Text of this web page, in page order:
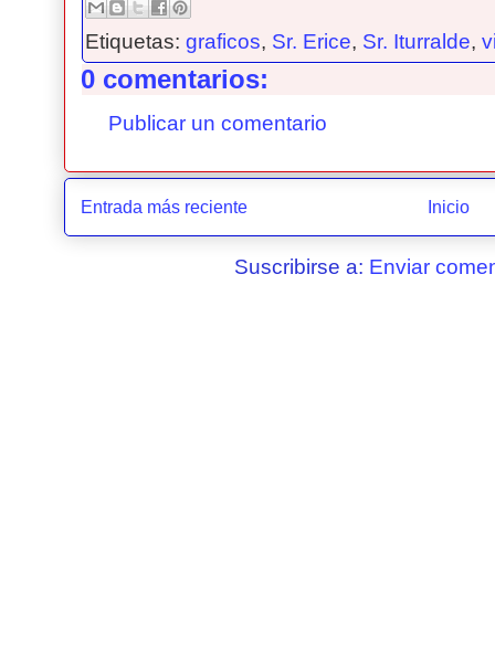
Etiquetas:graficos, Sr. Erice, Sr. Iturralde,
0 comentarios:
Publicar un comentario
Entrada más reciente Inicio
Suscribirse a: Enviar